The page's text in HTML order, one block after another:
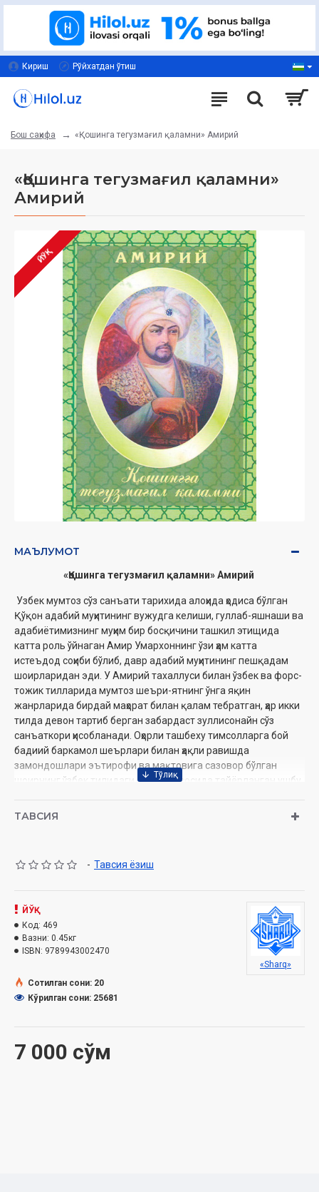
Кириш Рўйхатдан ўтиш
Бош саҳифа «Қошинга тегузмағил қаламни» Амирий
«Қошинга тегузмағил қаламни»
Амирий
ЙЎҚ
МАЪЛУМОТ
«Қошинга тегузмағил қаламни» Амирий
Узбек мумтоз сўз санъати тарихида алоҳида ҳодиса бўлган
Қўқон адабий муҳитининг вужудга келиши, гуллаб-яшнаши ва
адабиётимизнинг муҳим бир босқичини ташкил этищида
катта роль ўйнаган Амир Умархоннинг ўзи ҳам катта
истеъдод соҳиби бўлиб, давр адабий муҳитининг пешқадам
шоирларидан эди. У Амирий тахаллуси билан ўзбек ва форс-
тожик тилларида мумтоз шеъри-ятнинг ўнга яқин
жанрларида бирдай маҳорат билан қалам тебратган, ҳар икки
тилда девон тартиб берган забардаст зуллисонайн сўз
санъаткори ҳисобланади. Оҳорли ташбеху тимсолларга бой
бадиий баркамол шеърлари билан ҳақли равишда
замондошлари эътирофи ва мақтовига сазовор бўлган
шоирнинг ўзбек тилидаги девони асосида тайёрланган ушбу
Ҳофизлар томонидан севиб ижро қилиниб, халқимиз
Муаллиф:
Мадаминов, Эргаш Очилов, Зебо Қобилова)
Номи:«Қошинга тегузмағил қаламни»
Нашриёт:«ШАРҚ» НМАК
Ҳажми:
ISBN:978-9943-00-247-0
ТАВСИЯ
- Тавсия ёзиш
7 000 сўм
ЙЎҚ
Код: 469
Вазни: 0.45кг
ISBN: 9789943002470
«Sharq»
Сотилган сони: 20
Кўрилган сони: 25681